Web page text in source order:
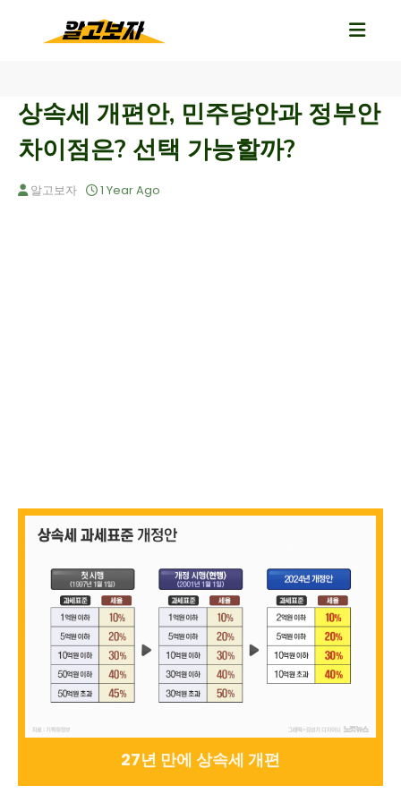
상속세 개편안, 민주당안과 정부안
차이점은? 선택 가능할까?
알고보자 1 Year Ago
27년 만에 상속세 개편